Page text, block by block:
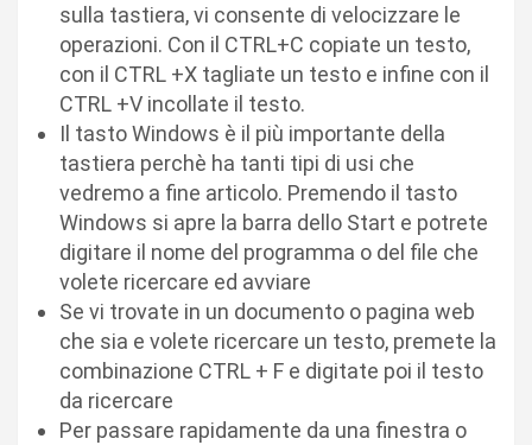
sulla tastiera, vi consente di velocizzare le
operazioni. Con il CTRL+C copiate un testo,
con il CTRL +X tagliate un testo e infine con il
CTRL +V incollate il testo.
Il tasto Windows è il più importante della
tastiera perchè ha tanti tipi di usi che
vedremo a fine articolo. Premendo il tasto
Windows si apre la barra dello Start e potrete
digitare il nome del programma o del file che
volete ricercare ed avviare
Se vi trovate in un documento o pagina web
che sia e volete ricercare un testo, premete la
combinazione CTRL + F e digitate poi il testo
da ricercare
Per passare rapidamente da una finestra o